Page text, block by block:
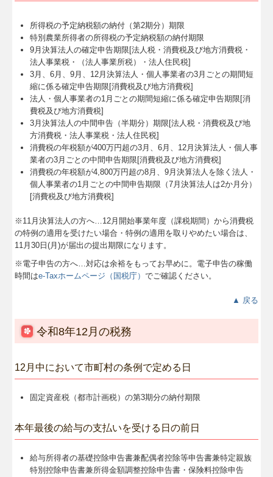
所得税の予定納税額の納付（第2期分）期限
特別農業所得者の所得税の予定納税額の納付期限
9月決算法人の確定申告期限[法人税・消費税及び地方消費税・
法人事業税・（法人事業所税）・法人住民税]
3月、6月、9月、12月決算法人・個人事業者の3月ごとの期間短
縮に係る確定申告期限[消費税及び地方消費税]
法人・個人事業者の1月ごとの期間短縮に係る確定申告期限[消
費税及び地方消費税]
3月決算法人の中間申告（半期分）期限[法人税・消費税及び地
方消費税・法人事業税・法人住民税]
消費税の年税額が400万円超の3月、6月、12月決算法人・個人事
業者の3月ごとの中間申告期限[消費税及び地方消費税]
消費税の年税額が4,800万円超の8月、9月決算法人を除く法人・
個人事業者の1月ごとの中間申告期限（7月決算法人は2か月分）
[消費税及び地方消費税]
※11月決算法人の方へ…12月開始事業年度（課税期間）から消費税
の特例の適用を受けたい場合・特例の適用を取りやめたい場合は、
11月30日(月)が届出の提出期限になります。
※電子申告の方へ…対応は余裕をもってお早めに。電子申告の稼働
時間はe-Taxホームページ（国税庁）でご確認ください。
▲ 戻る
令和8年12月の税務
12月中において市町村の条例で定める日
固定資産税（都市計画税）の第3期分の納付期限
本年最後の給与の支払いを受ける日の前日
給与所得者の基礎控除申告書兼配偶者控除等申告書兼特定親族
特別控除申告書兼所得金額調整控除申告書・保険料控除申告